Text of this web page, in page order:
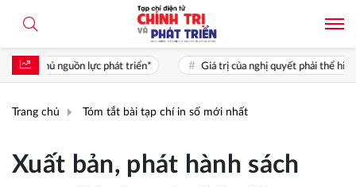
phát triển* Giá trị của nghị quyết phải thể hiện ở chất lượng sống,
Trang chủ Tóm tắt bài tạp chí in số mới nhất
Xuất bản, phát hành sách